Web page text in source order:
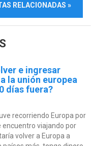
RELACIONADAS »
e ingresar
la unión europea
días fuera?
recorriendo Europa por
encuentro viajando por
volver a Europa a